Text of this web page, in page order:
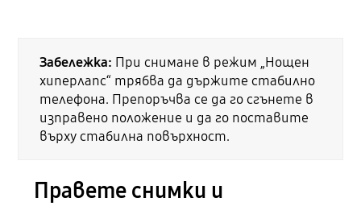
Забележка: При снимане в режим „Нощен
хиперлапс“ трябва да държите стабилно
телефона. Препоръчва се да го сгънете в
изправено положение и да го поставите
върху стабилна повърхност.
Правете снимки и